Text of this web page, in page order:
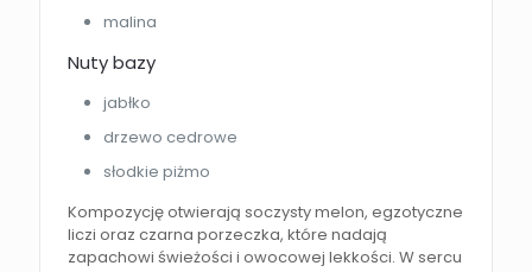
malina
Nuty bazy
jabłko
drzewo cedrowe
słodkie piżmo
Kompozycję otwierają soczysty melon, egzotyczne
liczi oraz czarna porzeczka, które nadają
zapachowi świeżości i owocowej lekkości. W sercu